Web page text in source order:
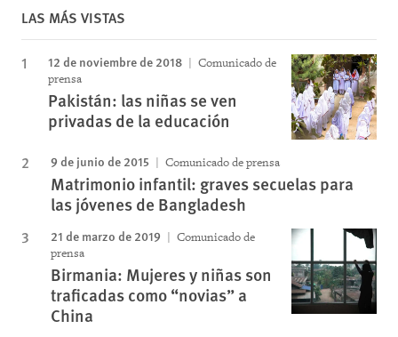
LAS MÁS VISTAS
12 de noviembre de 2018
Comunicado de
prensa
Pakistán: las niñas se ven
privadas de la educación
9 de junio de 2015 Comunicado de prensa
Matrimonio infantil: graves secuelas para
las jóvenes de Bangladesh
21 de marzo de 2019
Comunicado de
prensa
Birmania: Mujeres y niñas son
traficadas como “novias” a
China